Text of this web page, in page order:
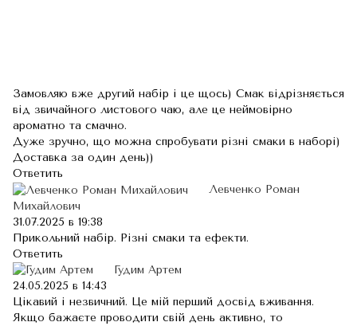
Замовляю вже другий набір і це щось) Смак відрізняється
від звичайного листового чаю, але це неймовірно
ароматно та смачно.
Дуже зручно, що можна спробувати різні смаки в наборі)
Доставка за один день))
Ответить
Левченко Роман
Михайлович
31.07.2025 в 19:38
Прикольний набір. Різні смаки та ефекти.
Ответить
Гудим Артем
24.05.2025 в 14:43
Цікавий і незвичний. Це мій перший досвід вживання.
Якщо бажаєте проводити свій день активно, то